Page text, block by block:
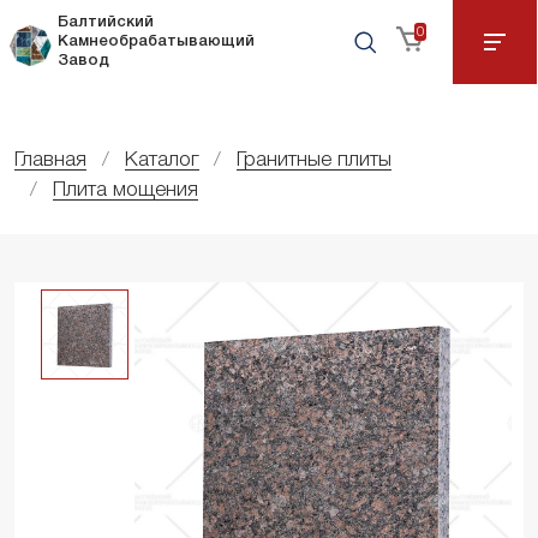
Балтийский
Камнеобрабатывающий
Завод
0
Главная Каталог
Гранитные плиты
Плита мощения